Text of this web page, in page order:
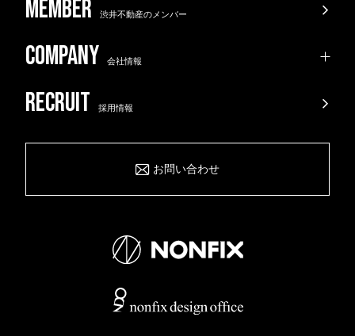
渋井不動産のメンバー
会社情報
採用情報
お問い合わせ